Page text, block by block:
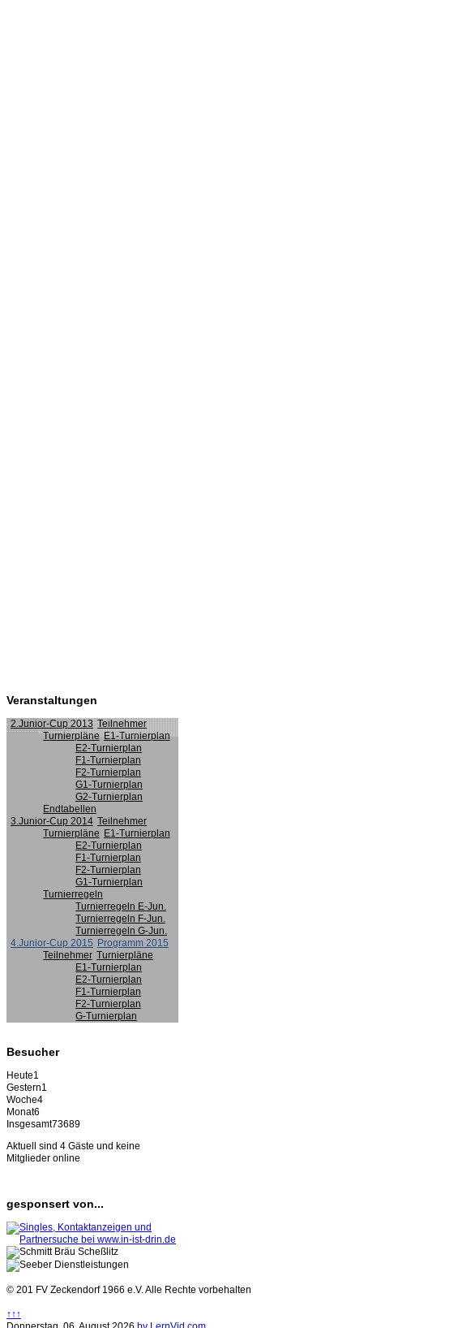
Veranstaltungen
2.Junior-Cup 2013 Teilnehmer
Turnierpläne E1-Turnierplan
E2-Turnierplan
F1-Turnierplan
F2-Turnierplan
G1-Turnierplan
G2-Turnierplan
Endtabellen
3.Junior-Cup 2014 Teilnehmer
Turnierpläne E1-Turnierplan
E2-Turnierplan
F1-Turnierplan
F2-Turnierplan
G1-Turnierplan
Turnierregeln
Turnierregeln E-Jun.
Turnierregeln F-Jun.
Turnierregeln G-Jun.
4.Junior-Cup 2015 Programm 2015
Teilnehmer Turnierpläne
E1-Turnierplan
E2-Turnierplan
F1-Turnierplan
F2-Turnierplan
G-Turnierplan
Besucher
Heute1
Gestern1
Woche4
Monat6
Insgesamt73689
Aktuell sind 4 Gäste und keine
Mitglieder online
gesponsert von...
© 201 FV Zeckendorf 1966 e.V. Alle Rechte vorbehalten
↑↑↑